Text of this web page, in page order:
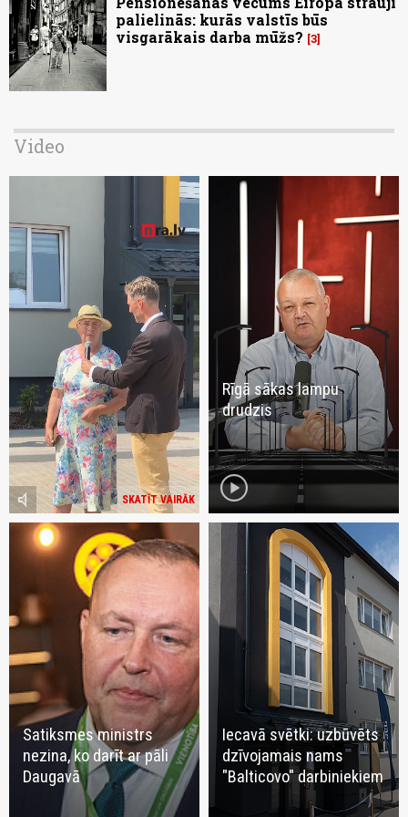
palielinās: kurās valstīs būs
visgarākais darba mūžs? 3
Video
SKATĪT VAIRĀK
volume_mute
Rīgā sākas lampu
drudzis
play_circle
Satiksmes ministrs
nezina, ko darīt ar pāli
Daugavā
Iecavā svētki: uzbūvēts
dzīvojamais nams
"Balticovo" darbiniekiem